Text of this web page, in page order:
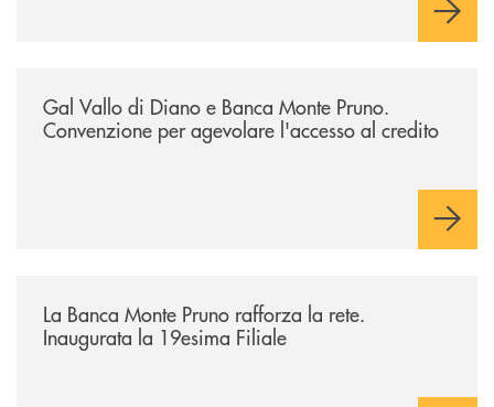
Gal Vallo di Diano e Banca Monte Pruno.
Convenzione per agevolare l'accesso al credito
La Banca Monte Pruno rafforza la rete.
Inaugurata la 19esima Filiale